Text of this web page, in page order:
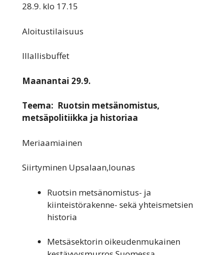
28.9. klo 17.15
Aloitustilaisuus
Illallisbuffet
Maanantai 29.9.
Teema: Ruotsin metsänomistus,
metsäpolitiikka ja historiaa
Meriaamiainen
Siirtyminen Upsalaan,lounas
Ruotsin metsänomistus- ja
kiinteistörakenne- sekä yhteismetsien
historia
Metsäsektorin oikeudenmukainen